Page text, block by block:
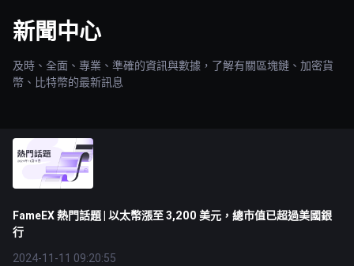
新聞中心
及時、全面、專業、準確的資訊與數據，了解有關區塊鏈、加密貨
幣、比特幣的最新訊息
FameEX 熱門話題 | 以太幣漲至 3,200 美元，總市值已超過美國銀
行
2024-11-11 09:20:55